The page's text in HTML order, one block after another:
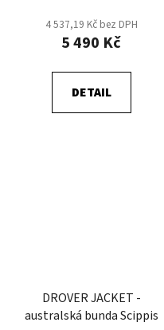
4 537,19 Kč bez DPH
5 490 Kč
DETAIL
DROVER JACKET -
australská bunda Scippis